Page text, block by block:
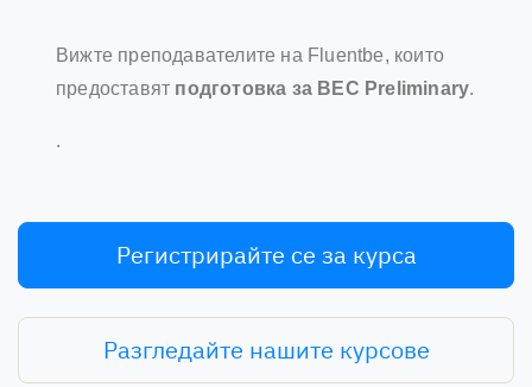
Вижте преподавателите на Fluentbe, които
предоставят подготовка за BEC Preliminary.
.
Регистрирайте се за курса
Разгледайте нашите курсове